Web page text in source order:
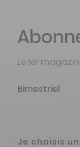
Le 1er
Bimestriel
Je choisis